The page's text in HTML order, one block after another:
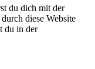
du dich mit der
diese Website
du in der